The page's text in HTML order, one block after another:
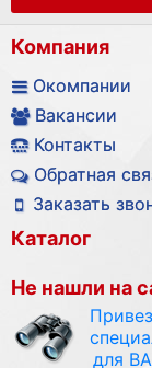
Компания
Окомпании
Вакансии
Контакты
Обратная
Заказать
Каталог
Не нашли на
для